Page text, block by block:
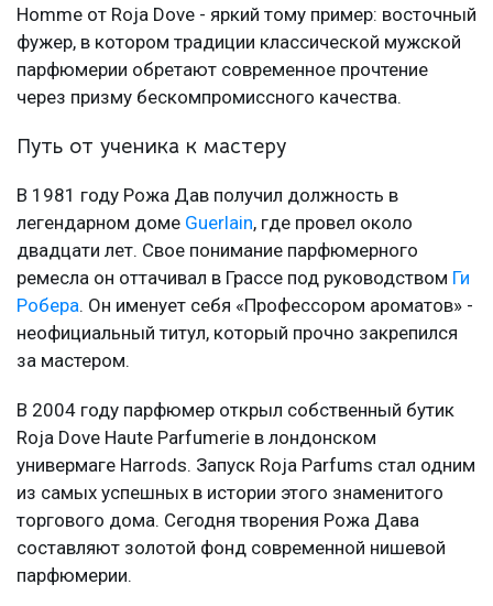
Homme от Roja Dove - яркий тому пример: восточный
фужер, в котором традиции классической мужской
парфюмерии обретают современное прочтение
через призму бескомпромиссного качества.
Путь от ученика к мастеру
В 1981 году Рожа Дав получил должность в
легендарном доме Guerlain, где провел около
двадцати лет. Свое понимание парфюмерного
ремесла он оттачивал в Грассе под руководством Ги
Робера. Он именует себя «Профессором ароматов» -
неофициальный титул, который прочно закрепился
за мастером.
В 2004 году парфюмер открыл собственный бутик
Roja Dove Haute Parfumerie в лондонском
универмаге Harrods. Запуск Roja Parfums стал одним
из самых успешных в истории этого знаменитого
торгового дома. Сегодня творения Рожа Дава
составляют золотой фонд современной нишевой
парфюмерии.